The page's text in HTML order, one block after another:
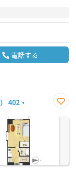
電話する
402・
に入